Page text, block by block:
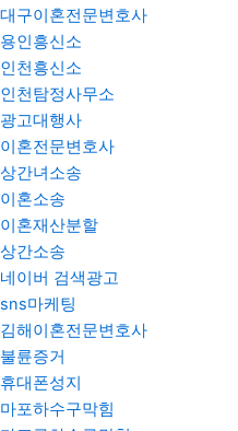
대구이혼전문변호사
용인흥신소
인천흥신소
인천탐정사무소
광고대행사
이혼전문변호사
상간녀소송
이혼소송
이혼재산분할
상간소송
네이버 검색광고
sns마케팅
김해이혼전문변호사
불륜증거
휴대폰성지
마포하수구막힘